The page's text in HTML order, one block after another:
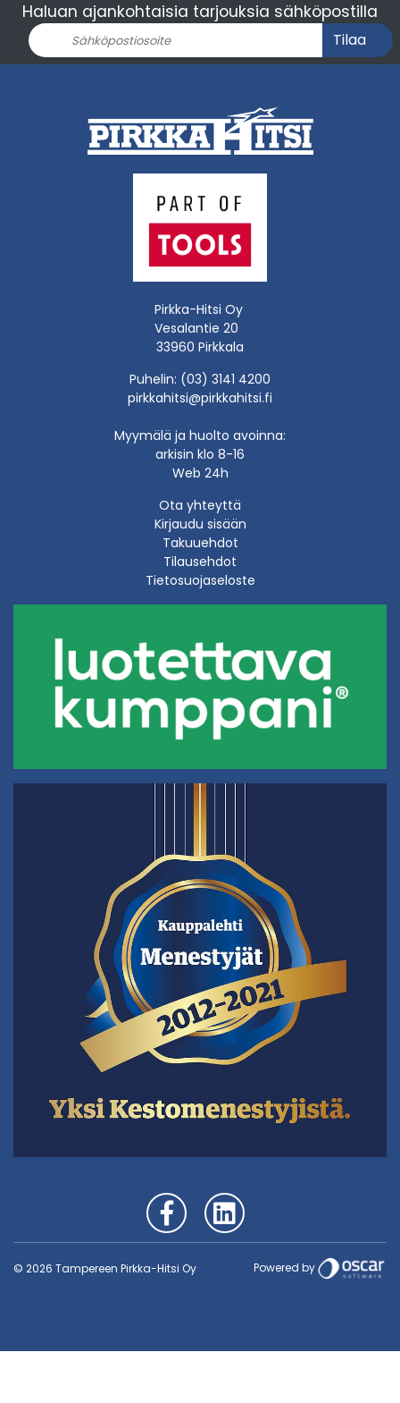
Haluan ajankohtaisia tarjouksia sähköpostilla
Tilaa
Pirkka-Hitsi Oy
Vesalantie 20
33960 Pirkkala
Puhelin: (03) 3141 4200
pirkkahitsi@pirkkahitsi.fi
Myymälä ja huolto avoinna:
arkisin klo 8-16
Web 24h
Ota yhteyttä
Kirjaudu sisään
Takuuehdot
Tilausehdot
Tietosuojaseloste
© 2026 Tampereen Pirkka-Hitsi Oy Powered by